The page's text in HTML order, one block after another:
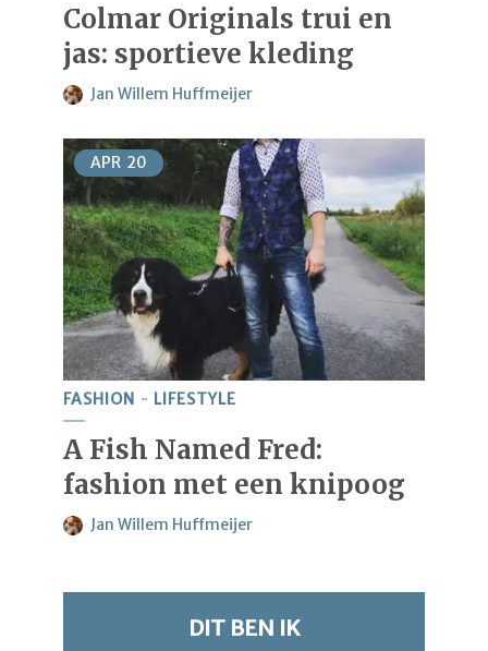
Colmar Originals trui en
jas: sportieve kleding
Jan Willem Huffmeijer
APR 20
FASHION LIFESTYLE
A Fish Named Fred:
fashion met een knipoog
Jan Willem Huffmeijer
DIT BEN IK